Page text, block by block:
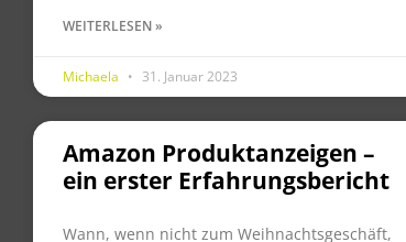
WEITERLESEN »
Michaela 31. Januar 2023
Amazon Produktanzeigen –
ein erster Erfahrungsbericht
Wann, wenn nicht zum Weihnachtsgeschäft,